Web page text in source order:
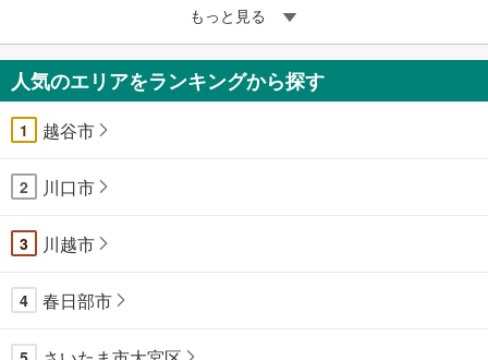
もっと見る
人気のエリアをランキングから探す
1 越谷市
2 川口市
3 川越市
4 春日部市